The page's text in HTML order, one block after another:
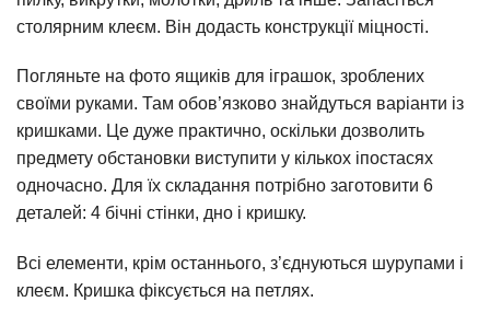
столярним клеєм. Він додасть конструкції міцності.
Погляньте на фото ящиків для іграшок, зроблених
своїми руками. Там обов’язково знайдуться варіанти із
кришками. Це дуже практично, оскільки дозволить
предмету обстановки виступити у кількох іпостасях
одночасно. Для їх складання потрібно заготовити 6
деталей: 4 бічні стінки, дно і кришку.
Всі елементи, крім останнього, з’єднуються шурупами і
клеєм. Кришка фіксується на петлях.